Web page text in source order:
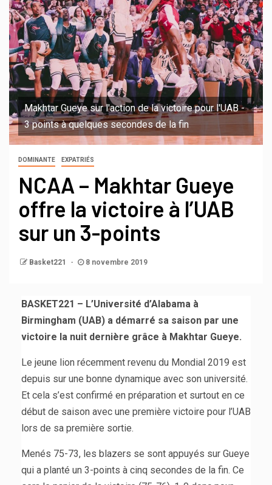
Makhtar Gueye sur l'action de la victoire pour l'UAB -
3 points à quelques secondes de la fin
DOMINANTE EXPATRIÉS
NCAA – Makhtar Gueye
offre la victoire à l’UAB
sur un 3-points
Basket221 8 novembre 2019
BASKET221 – L’Université d’Alabama à
Birmingham (UAB) a démarré sa saison par une
victoire la nuit dernière grâce à Makhtar Gueye.
Le jeune lion récemment revenu du Mondial 2019 est
depuis sur une bonne dynamique avec son université.
Et cela s’est confirmé en préparation et surtout en ce
début de saison avec une première victoire pour l’UAB
lors de sa première sortie.
Menés 75-73, les blazers se sont appuyés sur Gueye
qui a planté un 3-points à cinq secondes de la fin. Ce